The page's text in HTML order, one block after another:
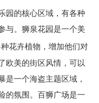
园的核心区域，有各种
与。狮泉花园是一个美
花卉植物，增加他们对
欧美的街区风情，可以
是一个海盗主题区域，
的氛围。百狮广场是一